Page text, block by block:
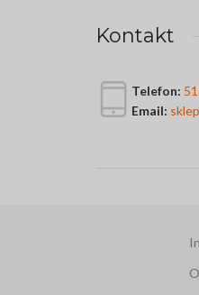
Kontakt
Telefon:
Email: